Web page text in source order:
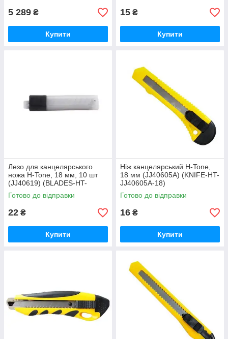
5 289 ₴
Купити
15 ₴
Купити
Лезо для канцелярського
ножа H-Tone, 18 мм, 10 шт
(JJ40619) (BLADES-HT-
JJ40619-18)
Готово до відправки
22 ₴
Купити
Ніж канцелярський H-Tone,
18 мм (JJ40605A) (KNIFE-HT-
JJ40605A-18)
Готово до відправки
16 ₴
Купити